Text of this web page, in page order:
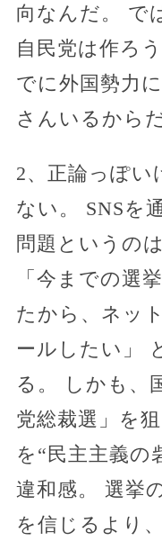
向なんだ。 で
自民党は作ろ
でに外国勢力
さんいるから
2、正論っぽい
ない。 SNSを
問題というの
「今までの選
たから、ネッ
ールしたい」
る。 しかも、
党総裁選」を
を“民主主義の
違和感。 選挙
を信じるより